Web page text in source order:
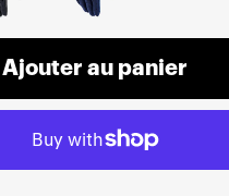
Ajouter au panier